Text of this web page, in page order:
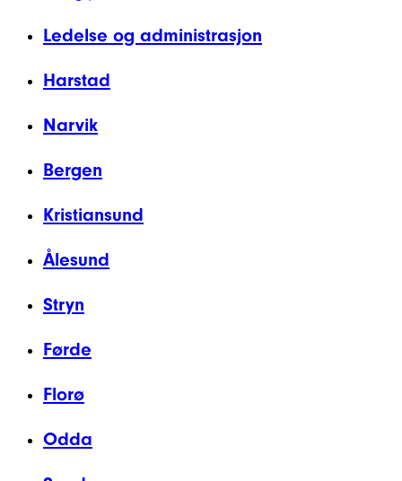
Ledelse og administrasjon
Harstad
Narvik
Bergen
Kristiansund
Ålesund
Stryn
Førde
Florø
Odda